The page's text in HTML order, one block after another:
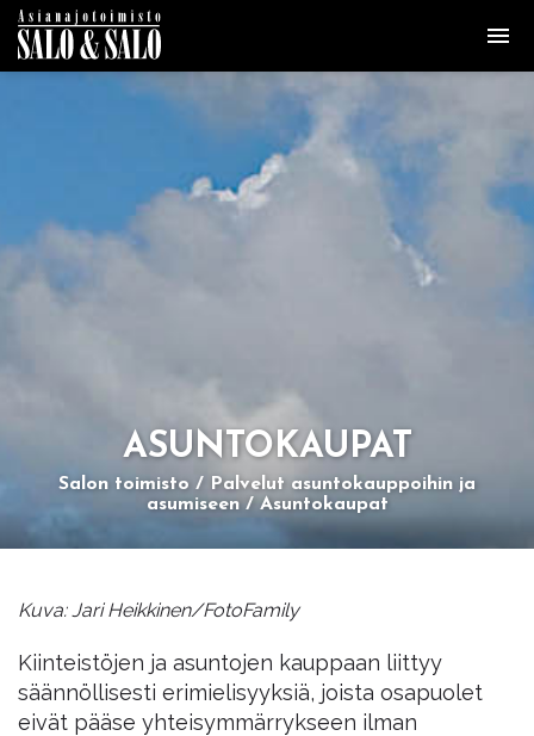
ASUN­TO­KAU­PAT
Salon toimisto
Palvelut asuntokauppoihin ja
asumiseen
Asuntokaupat
Kuva: Jari Heikkinen/FotoFamily
Kiinteistöjen ja asuntojen kauppaan liittyy
säännöllisesti erimielisyyksiä, joista osapuolet
eivät pääse yhteisymmärrykseen ilman